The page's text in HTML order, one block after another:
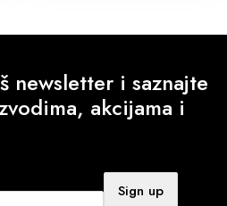
newsletter i saznajte
akcijama i